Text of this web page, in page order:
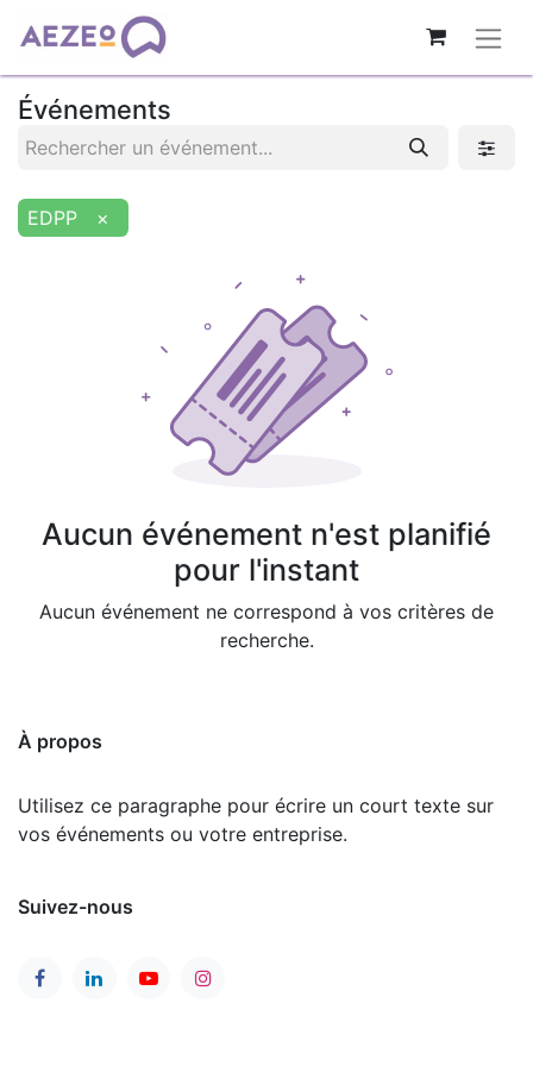
Événements
EDPP ×
Aucun événement n'est planifié
pour l'instant
Aucun événement ne correspond à vos critères de
recherche.
À propos
Utilisez ce paragraphe pour écrire un court texte sur
vos événements ou votre entreprise.
Suivez-nous